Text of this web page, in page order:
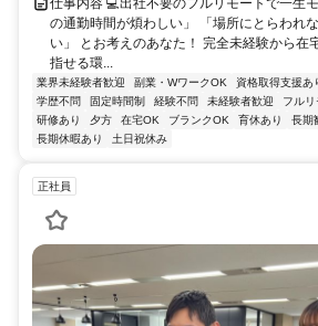
仕事内容 💻出社不要のフルリモートで一生
の通勤時間が煩わしい」 「場所にとらわれ
い」 とお考えのあなた！ 完全未経験から在
指せる環...
業界未経験者歓迎 副業・WワークOK 資格取得支援あ
学歴不問
固定時間制 経験不問 未経験者歓迎 フルリ
研修あり
夕方 在宅OK ブランクOK 育休あり 長期
長期休暇あり
土日祝休み
正社員